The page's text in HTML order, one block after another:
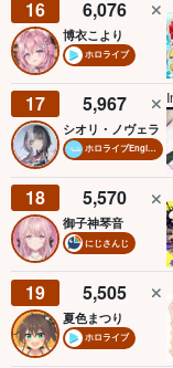
16 6,076
博衣こより
ホロライブ
17 5,967
シオリ・ノヴェラ
ホロライブEnglish
18 5,570
御子神琴音
にじさんじ
19 5,505
夏色まつり
ホロライブ